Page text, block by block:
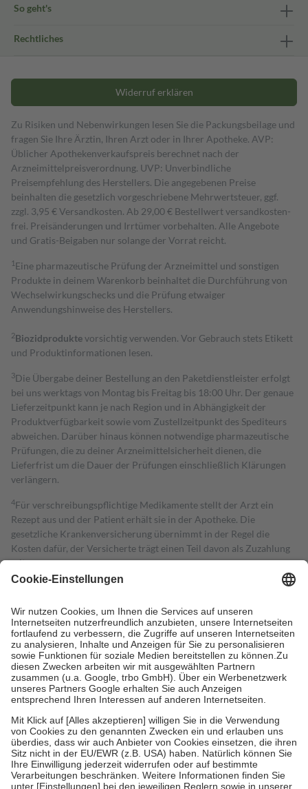
So geht's
Rechtliches
Widerruf erklären
Zu Risiken und Nebenwirkungen lesen Sie die Packungsbeilage und
fragen Sie Ihre Ärztin, Ihren Arzt oder in Ihrer Apotheke. AVP:
Üblicher Apothekenverkaufspreis berechnet nach der
Arzneimittelpreisverordnung. UVP: Unverbindliche
Preisempfehlung des Herstellers. Die angegebenen Preise
beinhalten die gesetzlich vorgeschriebene Mehrwertsteuer, ggf.
zzgl. 3,95 € Versandkosten. Ab 29,00 € Bestell­wert versand­kosten­
frei. Preisänderungen und Irrtümer vorbehalten. Alle Angebote
und Gratis-Beigaben nur solange der Vorrat reicht.
1 Eine pharmazeutische Prüfung der Arzneimittel und sonstigen
Produkte in deinem Warenkorb beinhaltet die Durchführung von
Wechselwirkungschecks und die Prüfung etwaiger
Anwendungshinweise des Herstellers.
2Biozidproduktevorsichtig verwenden. Vor Gebrauch stets Etikett
und Produktinformationen lesen.
3Die Übergabe deiner Bestellung an den Paketdienstleister erfolgt
bei uns werktags von Montag bis Freitag bis 18:00 Uhr. Der genaue
Lieferzeitpunkt kann je nach Region und in Abhängigkeit der
Produktverfügbarkeit sowie vom Zustellzeitpunkt des Spediteurs
abweichen. Darüber hinaus können notwendige pharmazeutische
Prüfungen, die zu deiner Arzneimittelsicherheit dienen, die
Lieferfrist um die Dauer der Prüfungen einschließlich Klärungen
verlängern.
4Für verschreibungspflichtige Medikamente stellt der Arzt ein
Rezept aus und der Patient erhält sie in der Apotheke. Die
gesetzliche Krankenversicherung übernimmt in der Regel die
Kosten dafür, der Versicherte trägt einen Teil davon als Zuzahlung
mit.
Grundsätzlich leisten Mitglieder Zuzahlungen in Höhe von zehn
höchstens zehn Euro.
Es sind jedoch nie mehr als die tatsächlichen
Kosten der Leistung zu entrichten.
Diese Regeln gelten grundsätzlich auch für Online-Apotheken.
Bei Heilmitteln und häuslicher Krankenpflege beträgt die
Zuzahlung zehn Prozent der Kosten sowie zehn Euro je
Verordnung.
Um das Engagement der Versicherten für ihre eigene Gesundheit zu
stärken und die besondere Stellung der Familie zu unterstützen,
fallenkeine Zuzahlungenan bei:
• Kindern und Jugendlichen bis zum vollendeten 18. Lebensjahr
mit Ausnahme der Fahrkosten
• Untersuchungen zur Vorsorge und Früherkennung, die von der
GKV getragen werden